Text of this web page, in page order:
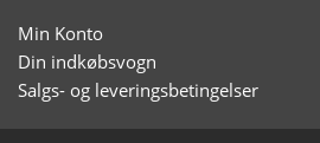
Min Konto
Din indkøbsvogn
Salgs- og leveringsbetingelser